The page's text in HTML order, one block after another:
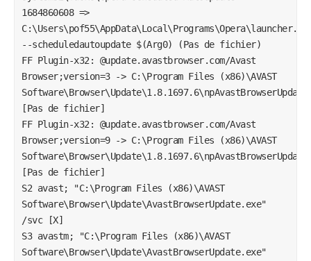
1684860608 =>
--scheduledautoupdate $(Arg0) (Pas de fichier)
FF Plugin-x32: @update.avastbrowser.com/Avast
Browser;version=3 -> C:\Program Files (x86)\AVAST
[Pas de fichier]
FF Plugin-x32: @update.avastbrowser.com/Avast
Browser;version=9 -> C:\Program Files (x86)\AVAST
[Pas de fichier]
S2 avast; "C:\Program Files (x86)\AVAST
Software\Browser\Update\AvastBrowserUpdate.exe"
/svc [X]
S3 avastm; "C:\Program Files (x86)\AVAST
Software\Browser\Update\AvastBrowserUpdate.exe"